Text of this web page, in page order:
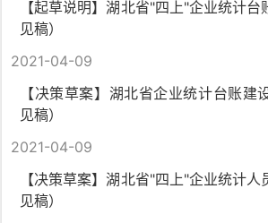
【起草说明】湖北省"四上"企业统计
见稿）
2021-04-09
【决策草案】湖北省企业统计台账建
见稿）
2021-04-09
【决策草案】湖北省"四上"企业统计
见稿）